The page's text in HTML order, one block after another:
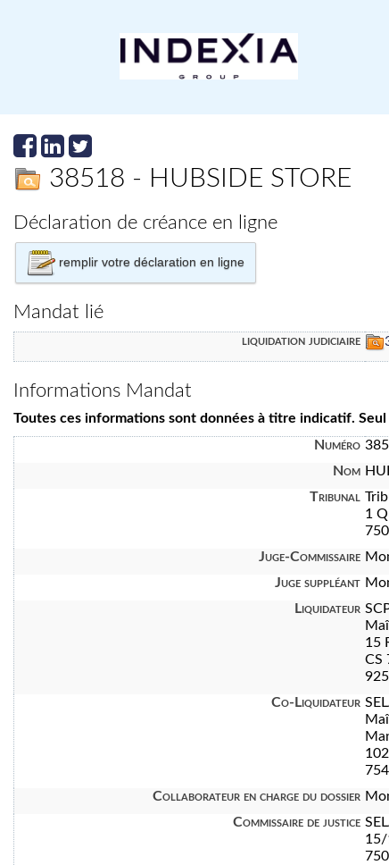
38518 - HUBSIDE STORE
Déclaration de créance en ligne
remplir votre déclaration en ligne
Mandat lié
liquidation judiciaire
Informations Mandat
Toutes ces informations sont données à titre indicatif.
Numéro
Nom
Tribunal
1
Juge-Commissaire
Juge suppléant
Liquidateur
15
CS
Co-Liquidateur
Collaborateur en charge du dossier
Commissaire de justice
15/